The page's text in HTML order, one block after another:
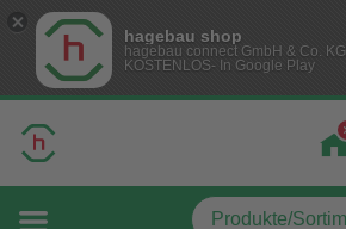
hagebau shop
hagebau connect GmbH & Co. KG
KOSTENLOS- In Google Play